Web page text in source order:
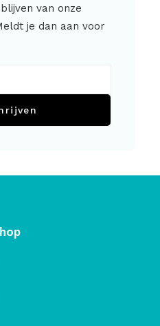
van onze
je dan aan voor